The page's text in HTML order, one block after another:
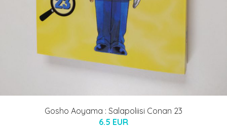
Gosho Aoyama : Salapoliisi Conan 23
6.5 EUR